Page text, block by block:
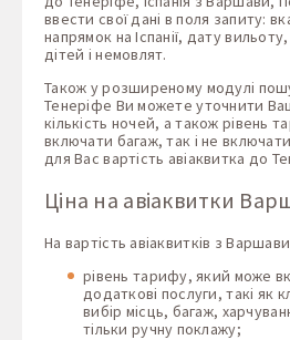
ввести свої дані в поля запиту:
напрямок на Іспанії, дату
дітей і немовлят.
Також у розширеному модулі
Тенеріфе Ви можете уточнити
кількість ночей, а також рівень
включати багаж, так і не
для Вас вартість авіаквитка до
Ціна на авіаквитки
На вартість авіаквитків з
рівень тарифу, який може
додаткові послуги, такі як
вибір місць, багаж,
тільки ручну поклажу;